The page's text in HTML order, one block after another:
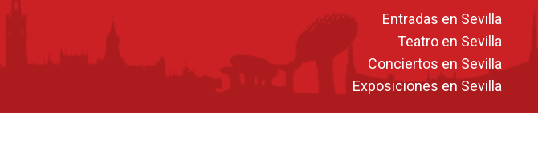
Entradas en Sevilla
Teatro en Sevilla
Conciertos en Sevilla
Exposiciones en Sevilla